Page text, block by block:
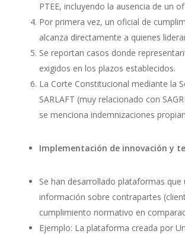
PTEE, incluyendo la ausencia de un
Por primera vez, un oficial de
alcanza directamente a quienes
Se reportan casos donde
exigidos en los plazos establecidos.
La Corte Constitucional mediante la
SARLAFT (muy relacionado con
se menciona indemnizaciones
Implementación de innovación y
Se han desarrollado plataformas
información sobre contrapartes
cumplimiento normativo en
Ejemplo: La plataforma creada por